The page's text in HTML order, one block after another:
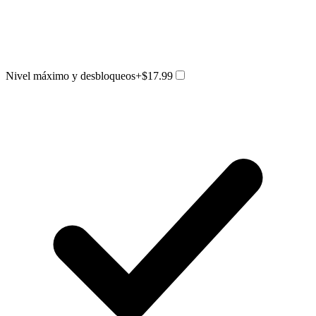
Nivel máximo y desbloqueos+$17.99